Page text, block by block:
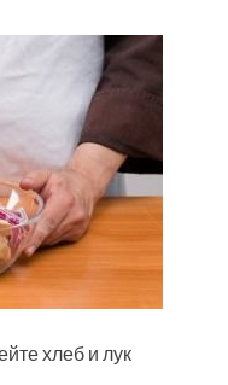
хлеб и лук